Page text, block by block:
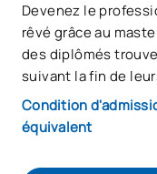
Devenez le
rêvé grâce au
des diplômés
suivant la fin de
Condition
équivalent